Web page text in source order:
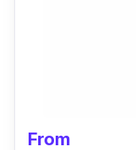
From